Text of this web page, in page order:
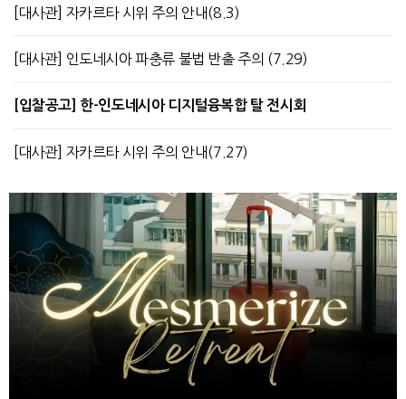
[대사관] 자카르타 시위 주의 안내(8.3)
[대사관] 인도네시아 파충류 불법 반출 주의 (7.29)
[입찰공고] 한-인도네시아 디지털융복합 탈 전시회
[대사관] 자카르타 시위 주의 안내(7.27)